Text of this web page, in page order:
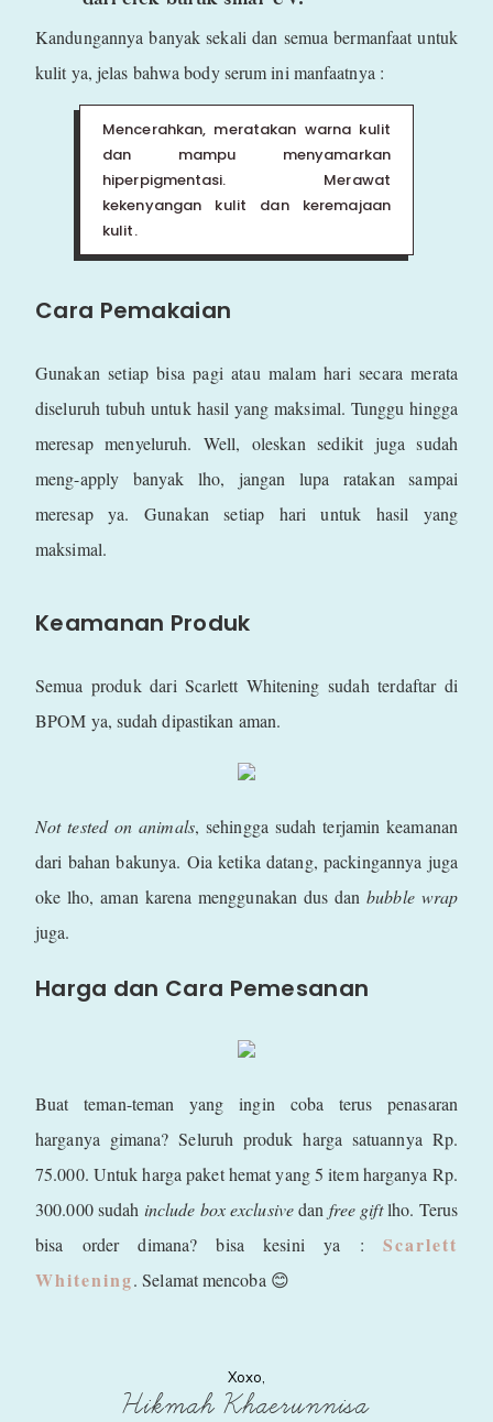
Kandungannya banyak sekali dan semua bermanfaat untuk
kulit ya, jelas bahwa body serum ini manfaatnya :
Mencerahkan, meratakan warna kulit
dan mampu menyamarkan
hiperpigmentasi. Merawat
kekenyangan kulit dan keremajaan
kulit.
Cara Pemakaian
Gunakan setiap bisa pagi atau malam hari secara merata
diseluruh tubuh untuk hasil yang maksimal. Tunggu hingga
meresap menyeluruh. Well, oleskan sedikit juga sudah
meng-apply banyak lho, jangan lupa ratakan sampai
meresap ya. Gunakan setiap hari untuk hasil yang
maksimal.
Keamanan Produk
Semua produk dari Scarlett Whitening sudah terdaftar di
BPOM ya, sudah dipastikan aman.
Not tested on animals, sehingga sudah terjamin keamanan
dari bahan bakunya. Oia ketika datang, packingannya juga
oke lho, aman karena menggunakan dus danbubble wrap
juga.
Harga dan Cara Pemesanan
Buat teman-teman yang ingin coba terus penasaran
harganya gimana? Seluruh produk harga satuannya Rp.
75.000. Untuk harga paket hemat yang 5 item harganya Rp.
300.000 sudah include box exclusivedan free giftlho. Terus
bisa order dimana? bisa kesini ya : Scarlett
Whitening. Selamat mencoba 😊
Xoxo,
Hikmah Khaerunnisa